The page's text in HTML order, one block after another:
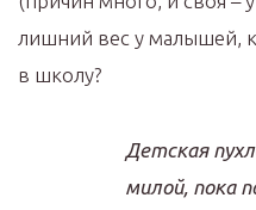
лишний вес у малышей,
в школу?
Детская
милой, пока